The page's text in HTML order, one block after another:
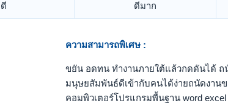
ดี ดีมาก
ความสามารถพิเศษ :
ขยัน อดทน ทำงานภายใต้แล้วกดดันได้
มนุษยสัมพันธ์ดีเข้ากับคนได้ง่ายถนัดงาน
คอมพิวเตอร์โปรแกรมพื้นฐาน word excel